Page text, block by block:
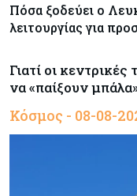
Πόσα ξοδεύει ο
λειτουργίας για
Γιατί οι
να «παίξουν
Κόσμος - 08-08-